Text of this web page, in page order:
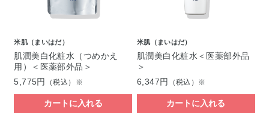
米肌（まいはだ）
肌潤美白化粧水（つめかえ
用）＜医薬部外品＞
5,775円
（税込）※
カートに入れる
米肌（まいはだ）
肌潤美白化粧水＜医薬部外品
＞
6,347円
（税込）※
カートに入れる